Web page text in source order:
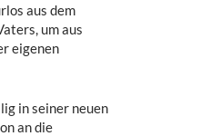
aus dem
um aus
eigenen
in seiner neuen
an die